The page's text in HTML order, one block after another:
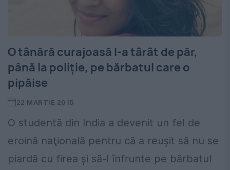
O tânără curajoasă l-a târât de păr,
până la poliţie, pe bărbatul care o
pipăise
22 MARTIE 2015
O studentă din India a devenit un fel de
eroină naţională pentru că a reuşit să nu se
piardă cu firea şi să-l înfrunte pe bărbatul